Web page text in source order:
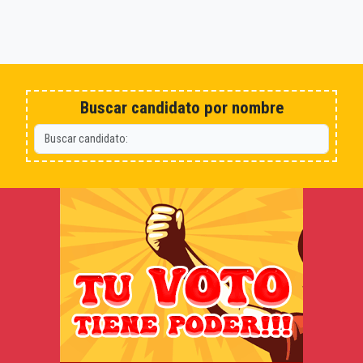
Buscar candidato por nombre